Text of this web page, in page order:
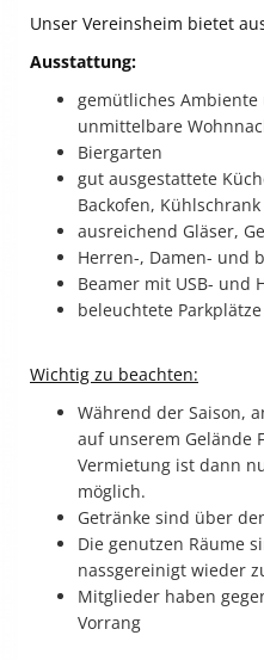
Gymnastik
Bilder
Terminkalender
Kontaktformular
Spieltage
Unser Vereinsheim bietet
Ausstattung:
gemütliches
unmittelbare
Biergarten
gut ausgestattete
Backofen,
ausreichend Gläser,
Herren-, Damen- und
Beamer mit USB- und
beleuchtete Parkplätze
Wichtig zu beachten:
Während der Saison,
auf unserem Gelände
Vermietung ist dann
möglich.
Getränke sind über
Die genutzen Räume
nassgereinigt wieder
Mitglieder haben
Vorrang